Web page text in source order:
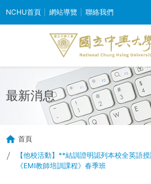
NCHU首頁 網站導覽 聯絡我們
最新消息
首頁
【他校活動】**結訓證明認列本校全英語
《EMI教師培訓課程》春季班